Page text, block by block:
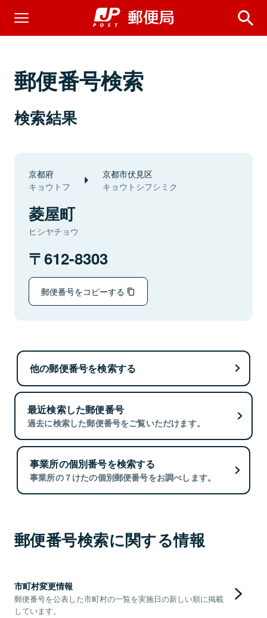
郵便番号検索
検索結果
京都府
キョウトフ
京都市伏見区
キョウトシフシミク
菱屋町
ヒシヤチョウ
612-8303
郵便番号をコピーする
他の郵便番号を検索する
最近検索した郵便番号
過去に検索した郵便番号をご覧いただけます。
事業所の個別番号を検索する
事業所の７けたの個別郵便番号をお調べします。
郵便番号検索に関する情報
市町村変更情報
郵便番号を公表した市町村の一覧を実施日の新しい順に掲載
しています。